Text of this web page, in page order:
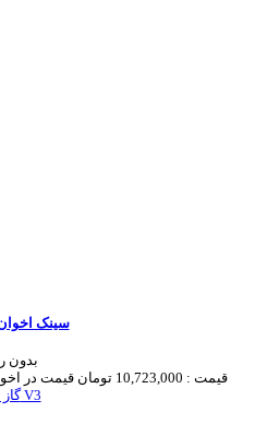
سینک اخوان
بدون
قیمت : 10,723,000 تومان قیمت در